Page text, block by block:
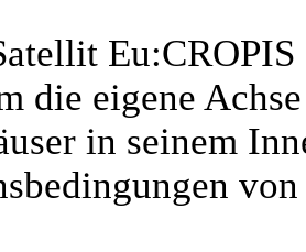
die eigene
in seinem